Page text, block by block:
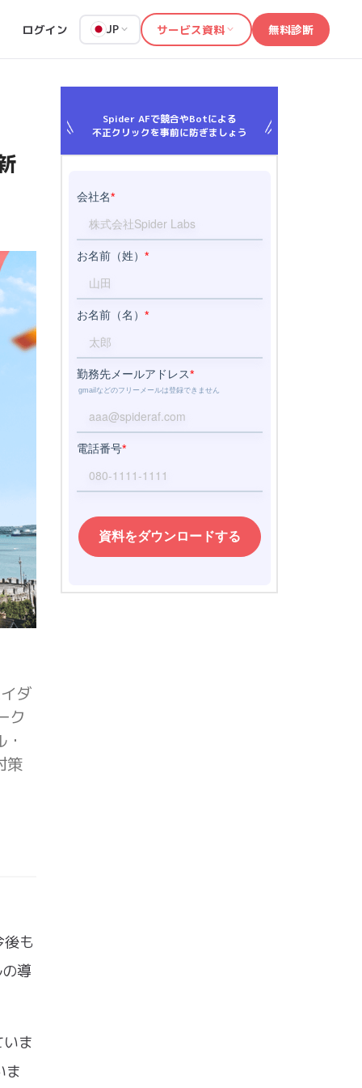
ログイン JP サービス資料 無料診断
ダ
ク
策
も
導
ま
ま
Spider AFで競合やBotによる
不正クリックを事前に防ぎましょう